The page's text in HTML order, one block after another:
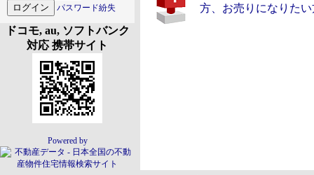
パスワード紛失
ドコモ, au, ソフトバンク
対応 携帯サイト
Powered by
方、お売りになりた